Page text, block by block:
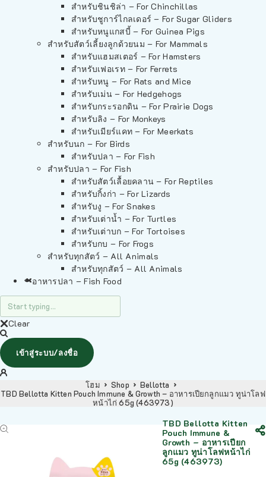
สำหรับชินชิล่า – For Chinchillas
สำหรับชูการ์ไกลเดอร์ – For Sugar Gliders
สำหรับหนูแกสบี้ – For Guinea Pigs
สำหรับสัตว์เลี้ยงลูกด้วยนม – For Mammals
สำหรับแฮมสเตอร์ – For Hamsters
สำหรับเฟอเรท – For Ferrets
สำหรับหนู – For Rats and Mice
สำหรับเม่น – For Hedgehogs
สำหรับกระรอกดิน – For Prairie Dogs
สำหรับลิง – For Monkeys
สำหรับเมียร์แคท – For Meerkats
สำหรับนก – For Birds
สำหรับปลา – For Fish
สำหรับปลา – For Fish
สำหรับสัตว์เลื้อยคลาน – For Reptiles
สำหรับกิ้งก่า – For Lizards
สำหรับงู – For Snakes
สำหรับเต่าน้ำ – For Turtles
สำหรับเต่าบก – For Tortoises
สำหรับกบ – For Frogs
สำหรับทุกสัตว์ – All Animals
สำหรับทุกสัตว์ – All Animals
อาหารปลา – Fish Food
Clear
เข้าสู่ระบบ/ลงชื่อ
โฮม Shop
Bellotta
TBD Bellotta Kitten Pouch Immune & Growth – อาหารเปียกลูกแมว ทูน่าโลฟ
หน้าไก่ 65g (463973)
TBD Bellotta Kitten
Pouch Immune &
Growth – อาหารเปียก
ลูกแมว ทูน่าโลฟหน้าไก่
65g (463973)